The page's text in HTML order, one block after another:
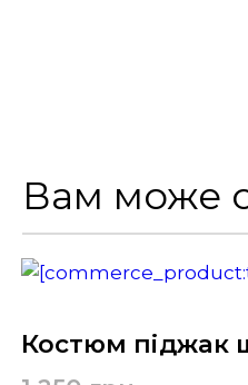
Вам може
Костюм піджак